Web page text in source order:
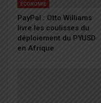
ÉCONOMIE
PayPal : Otto Williams
livre les coulisses du
déploiement du PYUSD
en Afrique